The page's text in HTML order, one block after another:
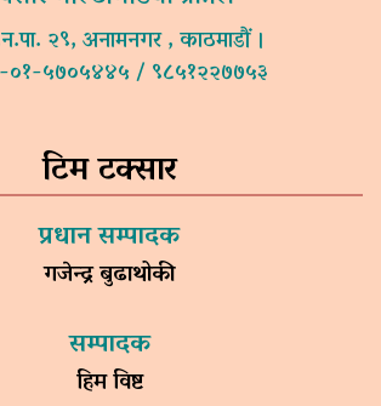
२९, अनामनगर , काठमाडौं ।
०१-५७०५४४५ / ९८५१२२७७५३
टिम टक्सार
प्रधान सम्पादक
गजेन्द्र बुढाथोकी
सम्पादक
हिम विष्ट